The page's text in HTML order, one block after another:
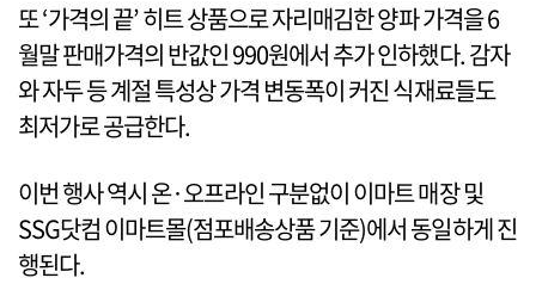
또 ‘가격의 끝’ 히트 상품으로 자리매김한 양파 가격을 6
월말 판매가격의 반값인 990원에서 추가 인하했다. 감자
와 자두 등 계절 특성상 가격 변동폭이 커진 식재료들도
최저가로 공급한다.
이번 행사 역시 온·오프라인 구분없이 이마트 매장 및
SSG닷컴 이마트몰(점포배송상품 기준)에서 동일하게 진
행된다.